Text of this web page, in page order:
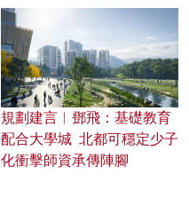
規劃建言︱鄧飛：基礎教育
配合大學城 北都可穩定少子
化衝擊師資承傳陣腳